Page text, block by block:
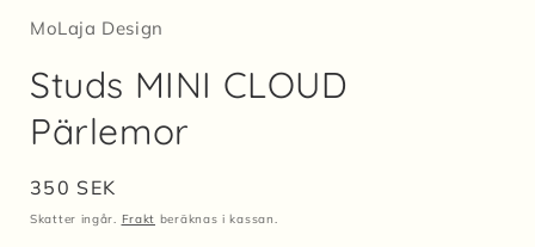
MoLaja Design
Studs MINI CLOUD
Pärlemor
Ordinarie
pris
350 SEK
Skatter ingår. Frakt beräknas i kassan.